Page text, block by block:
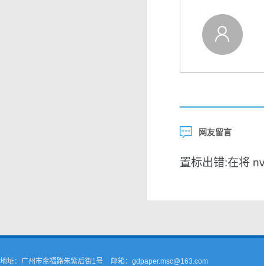
网友留言
置标出错:在将
地址：广州市盘福路朱紫后街1号
邮箱：gdpaper.msc@163.com